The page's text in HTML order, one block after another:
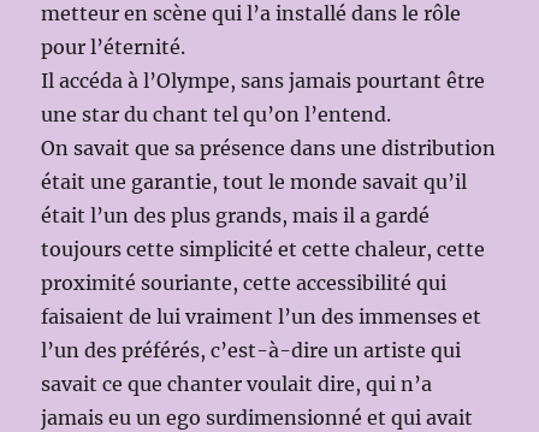
metteur en scène qui l’a installé dans le rôle
pour l’éternité.
Il accéda à l’Olympe, sans jamais pourtant être
une star du chant tel qu’on l’entend.
On savait que sa présence dans une distribution
était une garantie, tout le monde savait qu’il
était l’un des plus grands, mais il a gardé
toujours cette simplicité et cette chaleur, cette
proximité souriante, cette accessibilité qui
faisaient de lui vraiment l’un des immenses et
l’un des préférés, c’est-à-dire un artiste qui
savait ce que chanter voulait dire, qui n’a
jamais eu un ego surdimensionné et qui avait